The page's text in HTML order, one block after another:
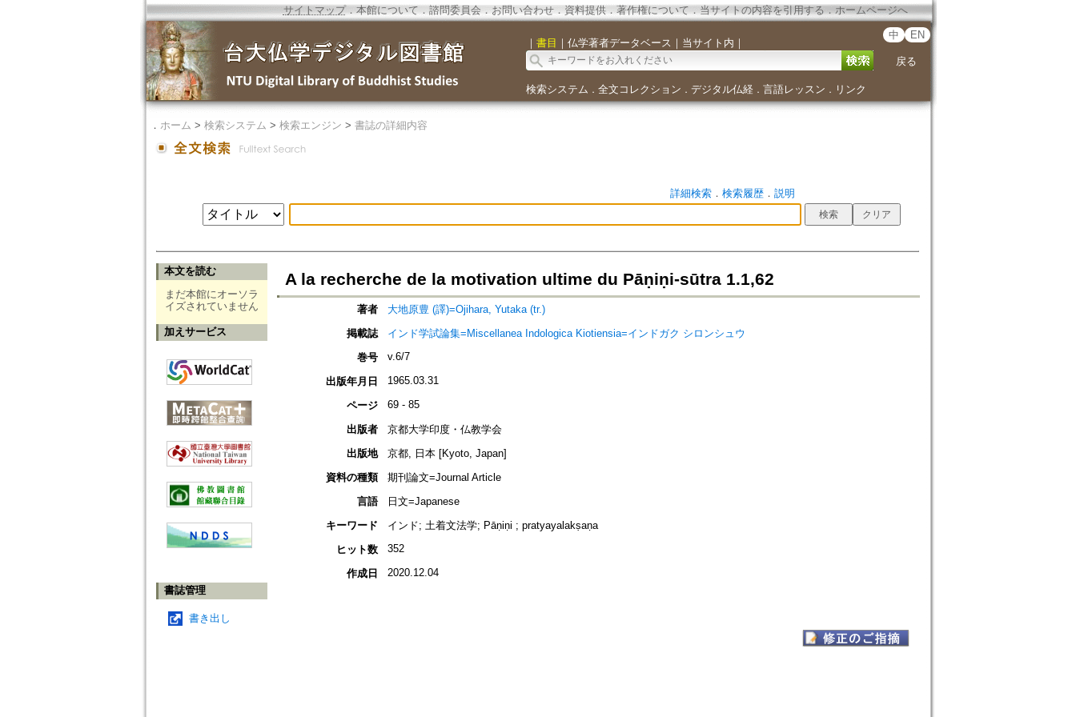
サイトマップ．本館について ． 諮問委員会． お問い合わせ． 資料提供． 著作権について．当サイトの内容を引用する ． ホームページへ
｜ 書目 ｜ 仏学著者データベース ｜ 当サイト内 ｜
中 EN
戻る
検索システム ． 全文コレクション ． デジタル仏経． 言語レッスン ． リンク
． ホーム > 検索システム > 検索エンジン > 書誌の詳細内容
詳細検索． 検索履歴． 説明
本文を読む
まだ本館にオーソラ
イズされていません
加えサービス
書誌管理
書き出し
A la recherche de la motivation ultime du Pāṇiṇi-sūtra 1.1,62
著者
大地原豊 (譯)=Ojihara, Yutaka (tr.)
掲載誌
インド学試論集=Miscellanea Indologica Kiotiensia=インドガク シロンシュウ
巻号
v.6/7
出版年月日 1965.03.31
ページ 69 - 85
出版者
京都大学印度・仏教学会
出版地
京都, 日本 [Kyoto, Japan]
資料の種類
期刊論文=Journal Article
言語
日文=Japanese
キーワード
インド; 土着文法学; Pāṇiṇi ; pratyayalakṣaṇa
ヒット数
352
作成日 2020.12.04